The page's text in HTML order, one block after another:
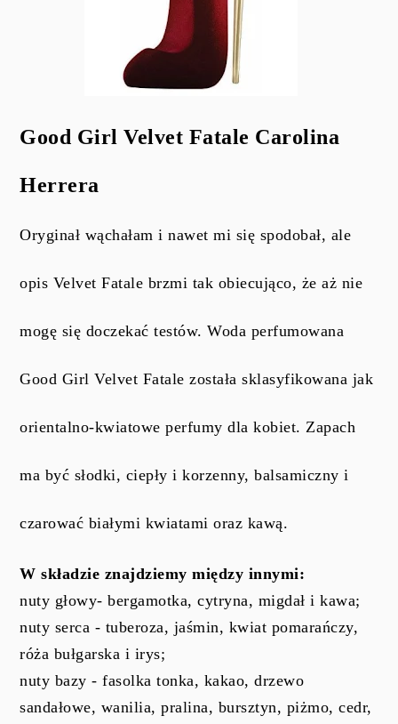
Good Girl Velvet Fatale Carolina
Herrera
Oryginał wąchałam i nawet mi się spodobał, ale
opis Velvet Fatale brzmi tak obiecująco, że aż nie
mogę się doczekać testów. Woda perfumowana
Good Girl Velvet Fatale została sklasyfikowana jak
orientalno-kwiatowe perfumy dla kobiet. Zapach
ma być słodki, ciepły i korzenny, balsamiczny i
czarować białymi kwiatami oraz kawą.
W składzie znajdziemy między innymi:
nuty głowy- bergamotka, cytryna, migdał i kawa;
nuty serca - tuberoza, jaśmin, kwiat pomarańczy,
róża bułgarska i irys;
nuty bazy - fasolka tonka, kakao, drzewo
sandałowe, wanilia, pralina, bursztyn, piżmo, cedr,